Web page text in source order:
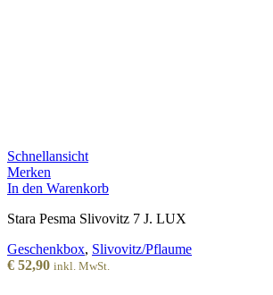
Schnellansicht
Merken
In den Warenkorb
Stara Pesma Slivovitz 7 J. LUX
Geschenkbox, Slivovitz/Pflaume
€ 52,90 inkl. MwSt.